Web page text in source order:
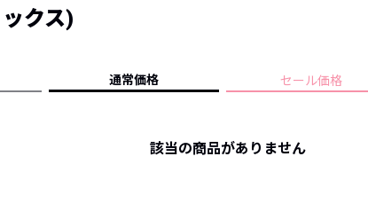
ーデ紹介
HOTなコーデ TOP20
人気記事ランキング
プライバシーポリシー
クス)
通常価格 セール価格
該当の商品がありません